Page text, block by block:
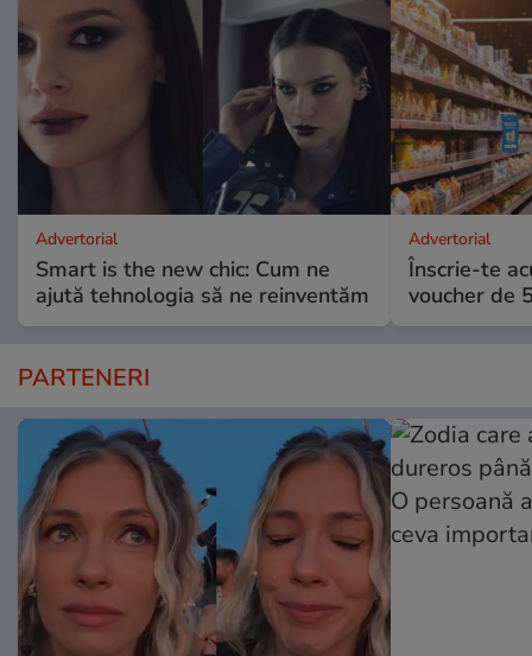
Advertorial
Smart is the new chic: Cum ne
ajută tehnologia să ne reinventăm
Advertorial
Înscrie-te
voucher de
PARTENERI